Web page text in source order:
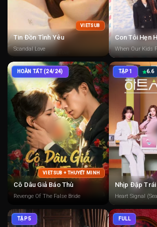
VIETSUB
Tin Đồn Tình Yêu
Scandal Love
Con Tôi Hẹn
When Our Kids
HOÀN TẤT (24/24)
VIETSUB + THUYẾT MINH
Cô Dâu Giả Báo Thù
Revenge Of The False Bride
TẬP 1 6.6
Nhịp Đập Trái
Heart Signal
TẬP 5 FULL